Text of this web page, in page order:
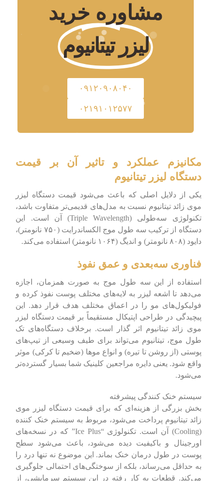
مشاوره خرید
لیزر تیتانیوم
۰۹۱۲۰۹۰۸۰۴۰
۰۲۱۹۱۰۱۲۵۷۷
مکانیزم عملکرد و تاثیر آن بر قیمت
دستگاه لیزر تیتانیوم
یکی از دلایل اصلی که باعث می‌شود قیمت دستگاه لیزر
موی زائد تیتانیوم نسبت به مدل‌های قدیمی‌تر متفاوت باشد،
تکنولوژی سه‌طولی (Triple Wavelength) آن است. این
دستگاه از ترکیب سه طول موج الکساندرایت (۷۵۰ نانومتر)،
دایود (۸۰۸ نانومتر) و اندیگ (۱۰۶۴ نانومتر) استفاده می‌کند.
فناوری سه‌بعدی و عمق نفوذ
استفاده از این سه طول موج به صورت همزمان، اجازه
می‌دهد تا اشعه لیزر به لایه‌های مختلف پوست نفوذ کرده و
فولیکول‌های مو را در اعماق مختلف هدف قرار دهد. این
پیچیدگی در طراحی اپتیکال مستقیماً بر قیمت دستگاه لیزر
موی زائد تیتانیوم اثر گذار است. برخلاف دستگاه‌های تک
طول موج، تیتانیوم می‌تواند برای طیف وسیعی از تیپ‌های
پوستی (از روشن تا تیره) و انواع موها (ضخیم تا کرکی) موثر
واقع شود. یعنی دایره مراجعین کلینیک شما بسیار گسترده‌تر
می‌شود.
سیستم خنک کنندگی پیشرفته
بخش بزرگی از هزینه‌ای که برای قیمت دستگاه لیزر موی
زائد تیتانیوم پرداخت می‌شود، مربوط به سیستم خنک کننده
(Cooling) آن است. تکنولوژی “Ice Plus” که در نسخه‌های
اورجینال و باکیفیت دیده می‌شود، باعث می‌شود سطح
پوست در طول درمان خنک بماند. این موضوع نه تنها درد را
به حداقل می‌رساند، بلکه از سوختگی‌های احتمالی جلوگیری
می‌کند. قطعات به کار رفته در این سیستم سرمایشی، از